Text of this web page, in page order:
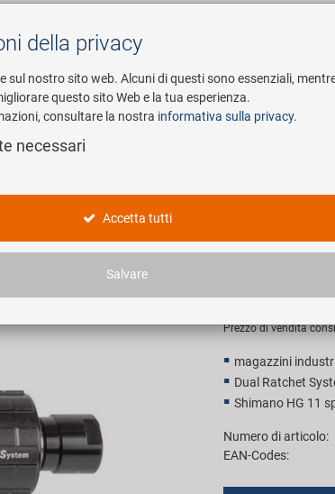
Cerca
E-Mobility
della ruota posteriore
disco
199,00
Prezzo di vendita
magazzini
Dual Ratchet
Shimano HG 11
Numero di articolo:
EAN-Codes:
della privacy
sul nostro sito web. Alcuni di questi sono essenziali,
questo sito Web e la tua esperienza.
consultare la nostra informativa sulla privacy.
necessari
Accetta tutti
Salvare